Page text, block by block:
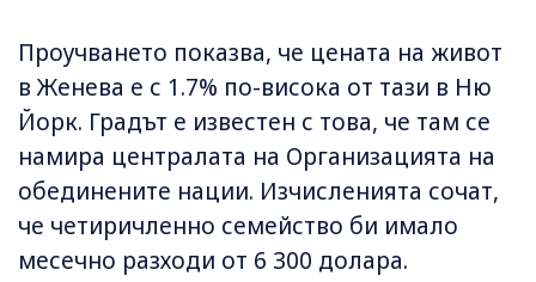
Проучването показва, че цената на живот
в Женева е с 1.7% по-висока от тази в Ню
Йорк. Градът е известен с това, че там се
намира централата на Организацията на
обединените нации. Изчисленията сочат,
че четиричленно семейство би имало
месечно разходи от 6 300 долара.